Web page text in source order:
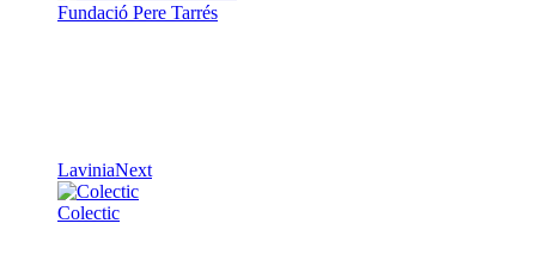
Fundació Pere Tarrés
LaviniaNext
Colectic